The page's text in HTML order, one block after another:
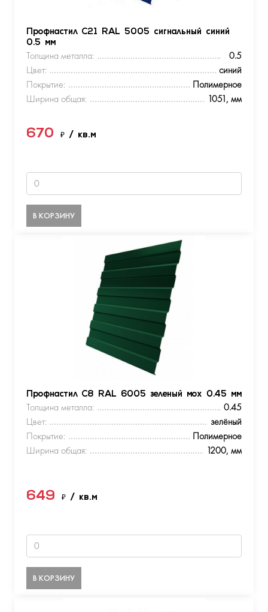
Профнастил С21 RAL 5005 сигнальный синий
0.5 мм
Толщина металла:
0.5
Цвет:
синий
Покрытие:
Полимерное
Ширина общая:
1051, мм
670 ₽ / кв.м
В КОРЗИНУ
Профнастил С8 RAL 6005 зеленый мох 0.45 мм
Толщина металла:
0.45
Цвет:
зелёный
Покрытие:
Полимерное
Ширина общая:
1200, мм
649 ₽ / кв.м
В КОРЗИНУ